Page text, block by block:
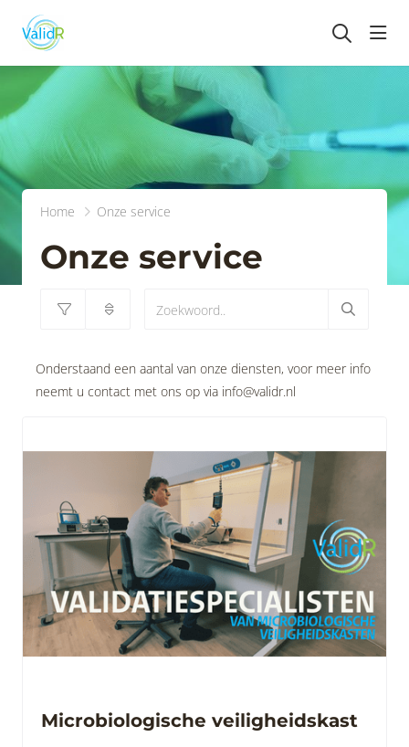
Home Onze service
Onze service
Onderstaand een aantal van onze diensten, voor meer info
neemt u contact met ons op via info@validr.nl
Microbiologische veiligheidskast